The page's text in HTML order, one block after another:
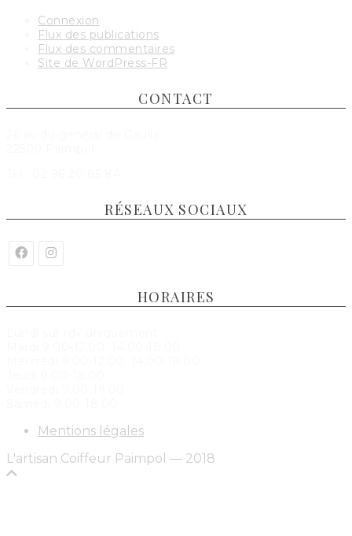
Connexion
Flux des publications
Flux des commentaires
Site de WordPress-FR
CONTACT
RÉSEAUX SOCIAUX
HORAIRES
Mentions légales
L'artisan Coiffeur Paimpol — 2018